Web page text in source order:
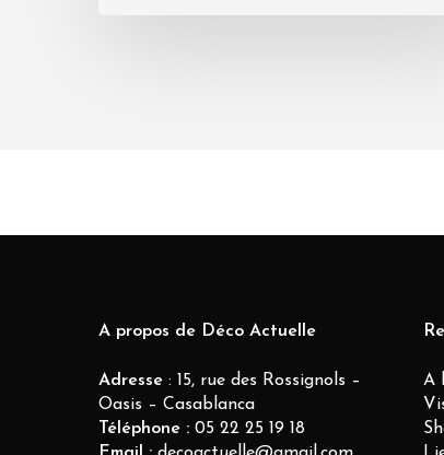
A propos de Déco Actuelle
Adresse : 15, rue des Rossignols –
Oasis – Casablanca
Téléphone : 05 22 25 19 18
A